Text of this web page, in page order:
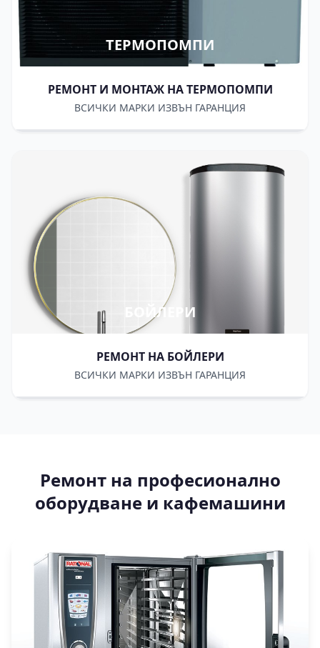
ТЕРМОПОМПИ
РЕМОНТ И МОНТАЖ НА ТЕРМОПОМПИ
ВСИЧКИ МАРКИ ИЗВЪН ГАРАНЦИЯ
БОЙЛЕРИ
РЕМОНТ НА БОЙЛЕРИ
ВСИЧКИ МАРКИ ИЗВЪН ГАРАНЦИЯ
Ремонт на професионално
оборудване и кафемашини